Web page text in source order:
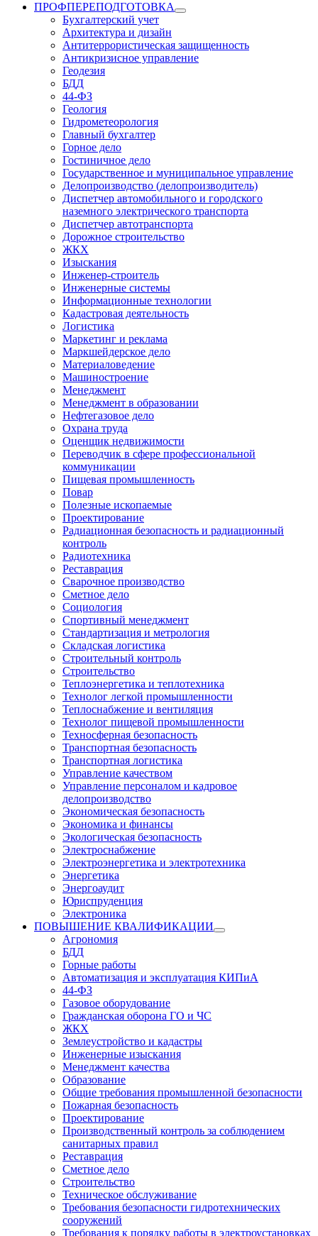
ПРОФПЕРЕПОДГОТОВКА
Бухгалтерский учет
Архитектура и дизайн
Антитеррористическая защищенность
Антикризисное управление
Геодезия
БДД
44-ФЗ
Геология
Гидрометеорология
Главный бухгалтер
Горное дело
Гостиничное дело
Государственное и муниципальное управление
Делопроизводство (делопроизводитель)
Диспетчер автомобильного и городского
наземного электрического транспорта
Диспетчер автотранспорта
Дорожное строительство
ЖКХ
Изыскания
Инженер-строитель
Инженерные системы
Информационные технологии
Кадастровая деятельность
Логистика
Маркетинг и реклама
Маркшейдерское дело
Материаловедение
Машиностроение
Менеджмент
Менеджмент в образовании
Нефтегазовое дело
Охрана труда
Оценщик недвижимости
Переводчик в сфере профессиональной
коммуникации
Пищевая промышленность
Повар
Полезные ископаемые
Проектирование
Радиационная безопасность и радиационный
контроль
Радиотехника
Реставрация
Сварочное производство
Сметное дело
Социология
Спортивный менеджмент
Стандартизация и метрология
Складская логистика
Строительный контроль
Строительство
Теплоэнергетика и теплотехника
Технолог легкой промышленности
Теплоснабжение и вентиляция
Технолог пищевой промышленности
Техносферная безопасность
Транспортная безопасность
Транспортная логистика
Управление качеством
Управление персоналом и кадровое
делопроизводство
Экономическая безопасность
Экономика и финансы
Экологическая безопасность
Электроснабжение
Электроэнергетика и электротехника
Энергетика
Энергоаудит
Юриспруденция
Электроника
ПОВЫШЕНИЕ КВАЛИФИКАЦИИ
Агрономия
БДД
Горные работы
Автоматизация и эксплуатация КИПиА
44-ФЗ
Газовое оборудование
Гражданская оборона ГО и ЧС
ЖКХ
Землеустройство и кадастры
Инженерные изыскания
Менеджмент качества
Образование
Общие требования промышленной безопасности
Пожарная безопасность
Проектирование
Производственный контроль за соблюдением
санитарных правил
Реставрация
Сметное дело
Строительство
Техническое обслуживание
Требования безопасности гидротехнических
сооружений
Требования к порядку работы в электроустановках